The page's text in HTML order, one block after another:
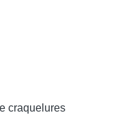
craquelures